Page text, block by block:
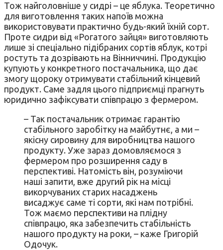
Тож найголовніше у сидрі – це яблука. Теоретично
для виготовлення таких напоїв можна
використовувати практично будь-який їхній сорт.
Проте сидри від «Рогатого зайця» виготовляють
лише зі спеціально підібраних сортів яблук, котрі
ростуть та дозрівають на Вінниччині. Продукцію
купують у конкретного постачальника, що дає
змогу щороку отримувати стабільний кінцевий
продукт. Саме задля цього підприємці прагнуть
юридично зафіксувати співпрацю з фермером.
– Так постачальник отримає гарантію
стабільного заробітку на майбутнє, а ми –
якісну сировину для виробництва нашого
продукту. Уже зараз домовляємося з
фермером про розширення саду в
перспективі. Натомість він, розуміючи
наші запити, вже другий рік на місці
викорчуваних старих насаджень
висаджує саме ті сорти, які нам потрібні.
Тож маємо перспективи на плідну
співпрацю, яка забезпечить стабільність
нашого продукту на роки, – каже Григорій
Одочук.